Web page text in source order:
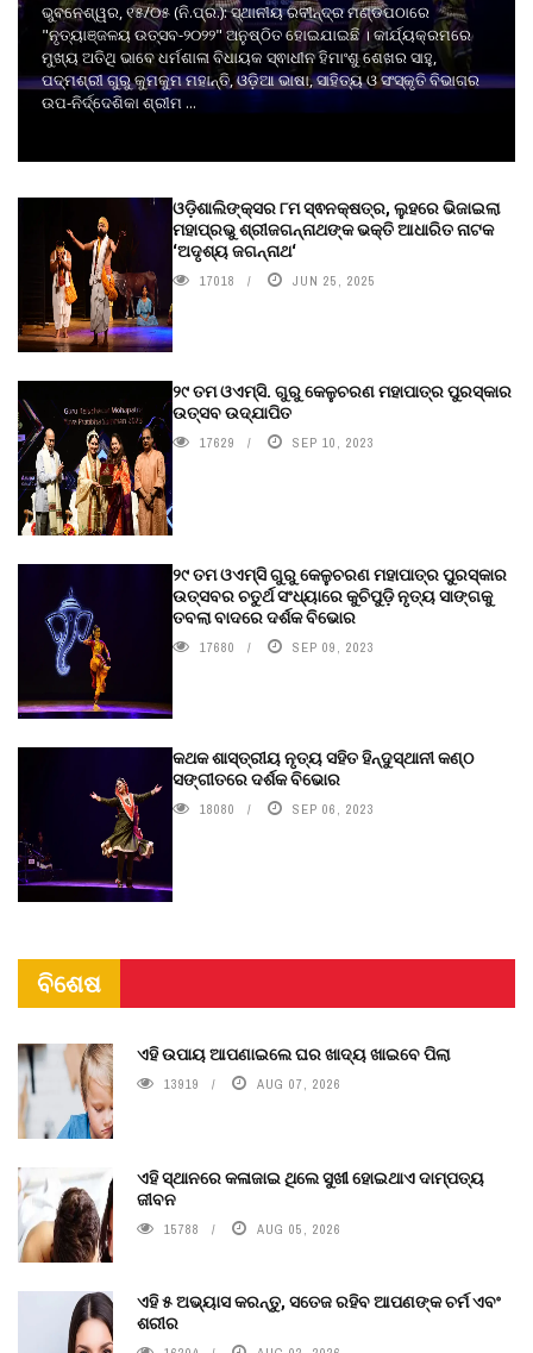
ଭୁବନେଶ୍ୱର, ୧୫/୦୫ (ନି.ପ୍ର.): ସ୍ଥାନୀୟ ରବୀନ୍ଦ୍ର ମଣ୍ଡପଠାରେ
"ନୃତ୍ୟାଞ୍ଜଳୟ ଉତ୍ସବ-୨୦୨୨" ଅନୁଷ୍ଠିତ ହୋଇଯାଇଛି । କାର୍ଯ୍ୟକ୍ରମରେ
ମୁଖ୍ୟ ଅତିଥି ଭାବେ ଧର୍ମଶାଳା ବିଧାୟକ ସ୍ଵାଧୀନ ହିମାଂଶୁ ଶେଖର ସାହୁ,
ପଦ୍ମଶ୍ରୀ ଗୁରୁ କୁମକୁମ ମହାନ୍ତି, ଓଡ଼ିଆ ଭାଷା, ସାହିତ୍ୟ ଓ ସଂସ୍କୃତି ବିଭାଗର
ଉପ-ନିର୍ଦ୍ଦେଶିକା ଶ୍ରୀମ ...
ଓଡ଼ିଶାଲିଙ୍କ୍ସର ୮ମ ସ୍ଵନକ୍ଷତ୍ର, ଲୁହରେ ଭିଜାଇଲା
ମହାପ୍ରଭୁ ଶ୍ରୀଜଗନ୍ନାଥଙ୍କ ଭକ୍ତି ଆଧାରିତ ନାଟକ
‘ଅଦୃଶ୍ୟ ଜଗନ୍ନାଥ‘
17018 JUN 25, 2025
୨୯ ତମ ଓଏମ୍‌ସି. ଗୁରୁ କେଳୁଚରଣ ମହାପାତ୍ର ପୁରସ୍କାର
ଉତ୍ସବ ଉଦ୍‍ଯାପିତ
17629 SEP 10, 2023
୨୯ ତମ ଓଏମ୍‌ସି ଗୁରୁ କେଳୁଚରଣ ମହାପାତ୍ର ପୁରସ୍କାର
ଉତ୍ସବର ଚତୁର୍ଥ ସଂଧ୍ୟାରେ କୁଚିପୁଡ଼ି ନୃତ୍ୟ ସାଙ୍ଗକୁ
ତବଲା ବାଦରେ ଦର୍ଶକ ବିଭୋର
17680 SEP 09, 2023
କଥକ ଶାସ୍ତ୍ରୀୟ ନୃତ୍ୟ ସହିତ ହିନ୍ଦୁସ୍ଥାନୀ କଣ୍ଠ
ସଙ୍ଗୀତରେ ଦର୍ଶକ ବିଭୋର
18080 SEP 06, 2023
ବିଶେଷ
ଏହି ଉପାୟ ଆପଣାଇଲେ ଘର ଖାଦ୍ୟ ଖାଇବେ ପିଲା
13919 AUG 07, 2026
ଏହି ସ୍ଥାନରେ କଳାଜାଇ ଥିଲେ ସୁଖୀ ହୋଇଥାଏ ଦାମ୍ପତ୍ୟ
ଜୀବନ
15788 AUG 05, 2026
ଏହି ୫ ଅଭ୍ୟାସ କରନ୍ତୁ, ସତେଜ ରହିବ ଆପଣଙ୍କ ଚର୍ମ ଏବଂ
ଶରୀର